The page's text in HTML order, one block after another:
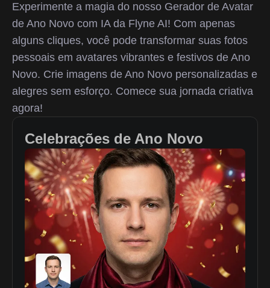
Experimente a magia do nosso Gerador de Avatar
de Ano Novo com IA da Flyne AI! Com apenas
alguns cliques, você pode transformar suas fotos
pessoais em avatares vibrantes e festivos de Ano
Novo. Crie imagens de Ano Novo personalizadas e
alegres sem esforço. Comece sua jornada criativa
agora!
Celebrações de Ano Novo